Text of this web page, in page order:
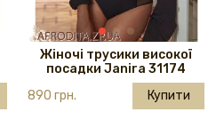
Жіночі трусики високої
посадки Janira 31174
890 грн.
Купити